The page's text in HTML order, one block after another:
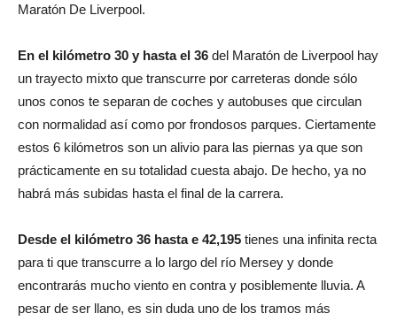
Maratón De Liverpool.
En el kilómetro 30 y hasta el 36 del Maratón de Liverpool hay
un trayecto mixto que transcurre por carreteras donde sólo
unos conos te separan de coches y autobuses que circulan
con normalidad así como por frondosos parques. Ciertamente
estos 6 kilómetros son un alivio para las piernas ya que son
prácticamente en su totalidad cuesta abajo. De hecho, ya no
habrá más subidas hasta el final de la carrera.
Desde el kilómetro 36 hasta e 42,195 tienes una infinita recta
para ti que transcurre a lo largo del río Mersey y donde
encontrarás mucho viento en contra y posiblemente lluvia. A
pesar de ser llano, es sin duda uno de los tramos más